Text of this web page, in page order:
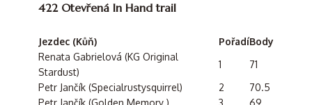
422 Otevřená In Hand trail
Jezdec (Kůň) PořadíBody
Renata Gabrielová (KG Original
Stardust)
1
71
Petr Jančík (Specialrustysquirrel)
2
70.5